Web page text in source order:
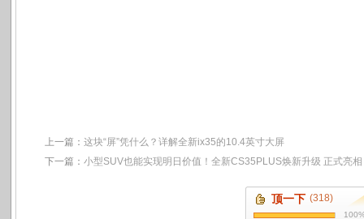
上一篇： 这块“屏”凭什么？详解全新ix35的10.4英寸大屏
下一篇： 小型SUV也能实现明日价值！全新CS35PLUS焕新升级 正式亮
顶一下 (318)